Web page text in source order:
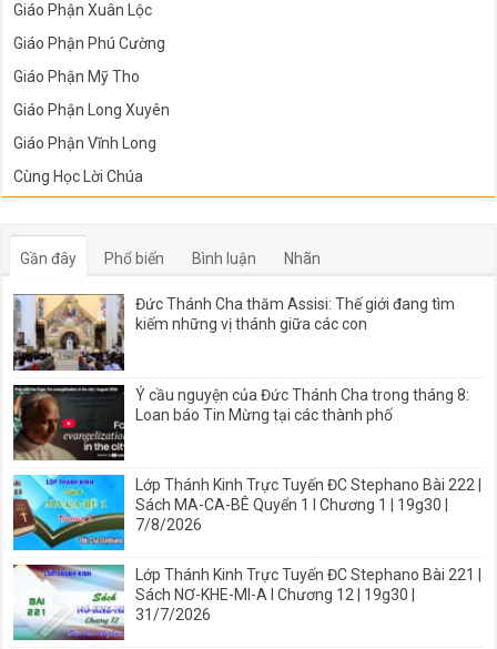
Giáo Phận Xuân Lộc
Giáo Phận Phú Cường
Giáo Phận Mỹ Tho
Giáo Phận Long Xuyên
Giáo Phận Vĩnh Long
Cùng Học Lời Chúa
Gần đây Phổ biến Bình luận Nhãn
Đức Thánh Cha thăm Assisi: Thế giới đang tìm
kiếm những vị thánh giữa các con
Ý cầu nguyện của Đức Thánh Cha trong tháng 8:
Loan báo Tin Mừng tại các thành phố
Lớp Thánh Kinh Trực Tuyến ĐC Stephano Bài 222 |
Sách MA-CA-BÊ Quyển 1 I Chương 1 | 19g30 |
7/8/2026
Lớp Thánh Kinh Trực Tuyến ĐC Stephano Bài 221 |
Sách NƠ-KHE-MI-A I Chương 12 | 19g30 |
31/7/2026